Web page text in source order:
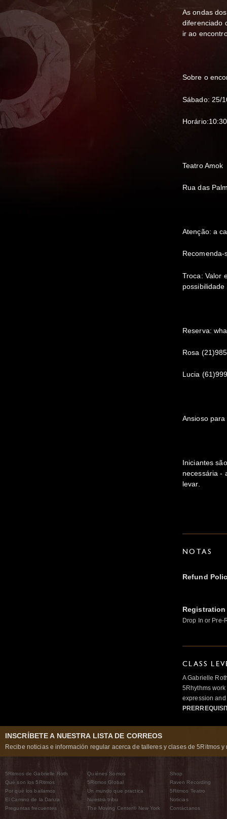
As ondas
diferenciado
ir ao
Sobre o
Sábado: 25/
Teatro Amok
Rua das
Atenção: a
Troca: Valor
Reserva:
Rosa
Lucia
Ansioso
Iniciantes
necessária -
levar.
NOTAS
Refund
Drop In or Pre-
CLASS
A Gabrielle
5Rhythms
expression
INSCRÍBETE A NUESTRA LISTA DE CORREOS
Recibe noticias e información regular acerca de talleres y clases de 5Ritmos y
5Ritmos de Gabrielle Roth
Qué son los 5Ritmos
Por qué los bailamos
El Camino de la Danza
Preguntas frecuentes
Quiénes Somos
5Ritmos Global
Un mundo que practica
Nuestra tribu
The Moving Center® New York
Shop
Raven Recording
5Ritmos Teatro
Noticias
Contáctanos